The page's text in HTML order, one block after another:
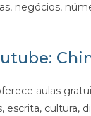
negócios,
aulas
escrita, cultura,